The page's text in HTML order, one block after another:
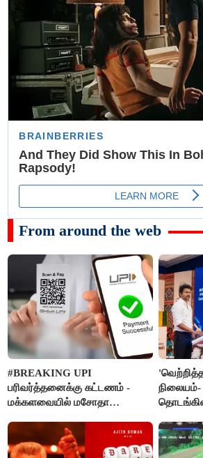
From around the web
#BREAKING UPI
பரிவர்த்தனைக்கு கட்டணம் -
மக்களவையில் மசோதா